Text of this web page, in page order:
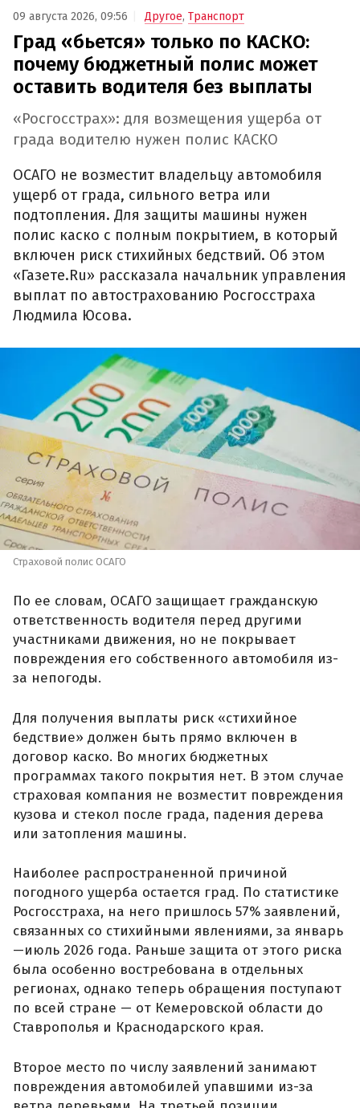
09 августа 2026, 09:56 Другое, Транспорт
Град «бьется» только по КАСКО:
почему бюджетный полис может
оставить водителя без выплаты
«Росгосстрах»: для возмещения ущерба от
града водителю нужен полис КАСКО
ОСАГО не возместит владельцу автомобиля
ущерб от града, сильного ветра или
подтопления. Для защиты машины нужен
полис каско с полным покрытием, в который
включен риск стихийных бедствий. Об этом
«Газете.Ru» рассказала начальник управления
выплат по автострахованию Росгосстраха
Людмила Юсова.
Страховой полис ОСАГО
По ее словам, ОСАГО защищает гражданскую
ответственность водителя перед другими
участниками движения, но не покрывает
повреждения его собственного автомобиля из-
за непогоды.
Для получения выплаты риск «стихийное
бедствие» должен быть прямо включен в
договор каско. Во многих бюджетных
программах такого покрытия нет. В этом случае
страховая компания не возместит повреждения
кузова и стекол после града, падения дерева
или затопления машины.
Наиболее распространенной причиной
погодного ущерба остается град. По статистике
Росгосстраха, на него пришлось 57% заявлений,
связанных со стихийными явлениями, за январь
—июль 2026 года. Раньше защита от этого риска
была особенно востребована в отдельных
регионах, однако теперь обращения поступают
по всей стране — от Кемеровской области до
Ставрополья и Краснодарского края.
Второе место по числу заявлений занимают
повреждения автомобилей упавшими из-за